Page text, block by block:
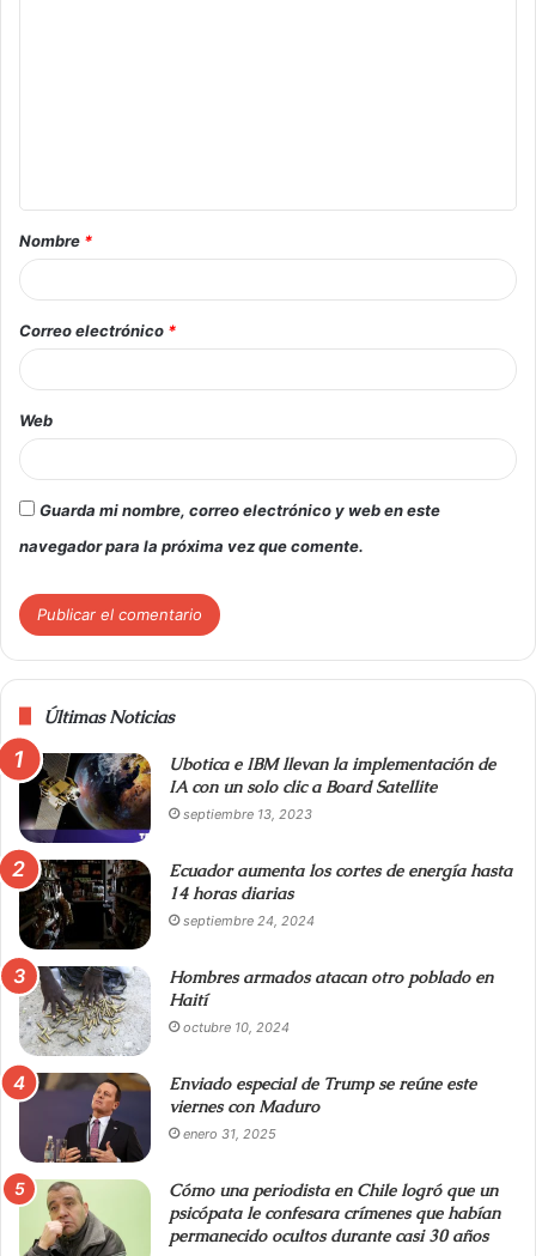
Nombre *
Correo electrónico *
Web
Guarda mi nombre, correo electrónico y web en este
navegador para la próxima vez que comente.
Últimas Noticias
Ubotica e IBM llevan la implementación de
IA con un solo clic a Board Satellite
septiembre 13, 2023
Ecuador aumenta los cortes de energía hasta
14 horas diarias
septiembre 24, 2024
Hombres armados atacan otro poblado en
Haití
octubre 10, 2024
Enviado especial de Trump se reúne este
viernes con Maduro
enero 31, 2025
Cómo una periodista en Chile logró que un
psicópata le confesara crímenes que habían
permanecido ocultos durante casi 30 años